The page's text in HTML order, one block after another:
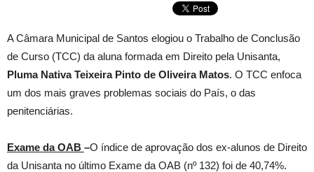
A Câmara Municipal de Santos elogiou o Trabalho de Conclusão
de Curso (TCC) da aluna formada em Direito pela Unisanta,
Pluma Nativa Teixeira Pinto de Oliveira Matos. O TCC enfoca
um dos mais graves problemas sociais do País, o das
penitenciárias.
Exame da OAB –O índice de aprovação dos ex-alunos de Direito
da Unisanta no último Exame da OAB (nº 132) foi de 40,74%.